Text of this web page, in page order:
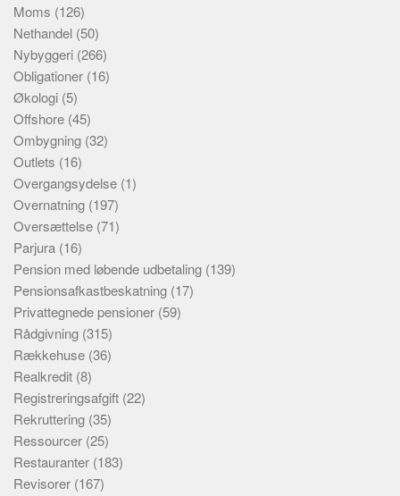
Moms (126)
Nethandel (50)
Nybyggeri (266)
Obligationer (16)
Økologi (5)
Offshore (45)
Ombygning (32)
Outlets (16)
Overgangsydelse (1)
Overnatning (197)
Oversættelse (71)
Parjura (16)
Pension med løbende udbetaling (139)
Pensionsafkastbeskatning (17)
Privattegnede pensioner (59)
Rådgivning (315)
Rækkehuse (36)
Realkredit (8)
Registreringsafgift (22)
Rekruttering (35)
Ressourcer (25)
Restauranter (183)
Revisorer (167)